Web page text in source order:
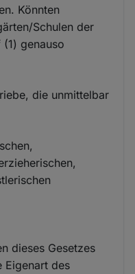
Könnten
Schulen der
genauso
die unmittelbar
dieses Gesetzes
Eigenart des